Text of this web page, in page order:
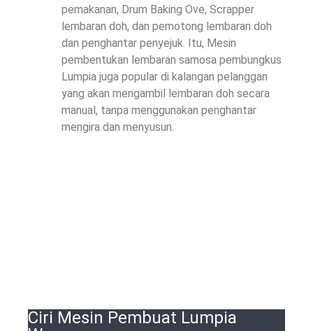
pemakanan, Drum Baking Ove, Scrapper
lembaran doh, dan pemotong lembaran doh
dan penghantar penyejuk. Itu, Mesin
pembentukan lembaran samosa pembungkus
Lumpia juga popular di kalangan pelanggan
yang akan mengambil lembaran doh secara
manual, tanpa menggunakan penghantar
mengira dan menyusun.
Ciri Mesin Pembuat Lumpia